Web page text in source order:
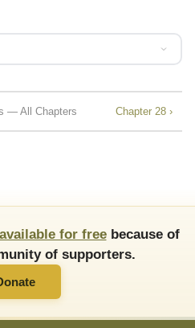
— All Chapters Chapter 28 ›
available for freebecause of
of supporters.